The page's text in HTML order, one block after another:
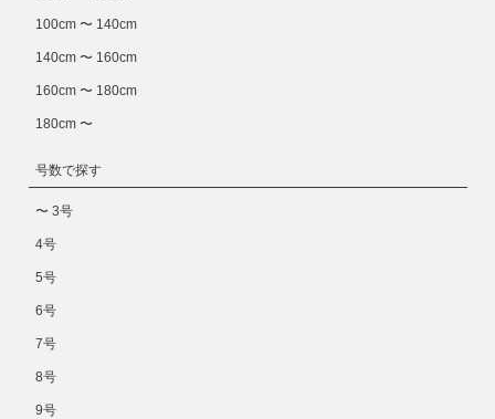
100cm 〜 140cm
140cm 〜 160cm
160cm 〜 180cm
180cm 〜
号数で探す
〜 3号
4号
5号
6号
7号
8号
9号